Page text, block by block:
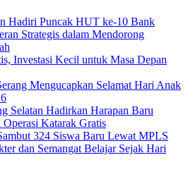
Hadiri Puncak HUT ke-10 Bank
Strategis dalam Mendorong
Investasi Kecil untuk Masa Depan
Mengucapkan Selamat Hari Anak
Selatan Hadirkan Harapan Baru
Katarak Gratis
324 Siswa Baru Lewat MPLS
dan Semangat Belajar Sejak Hari